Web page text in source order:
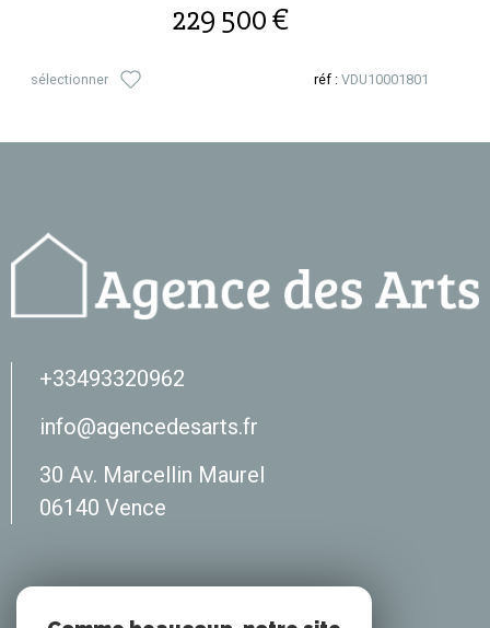
229 500 €
sélectionner réf : VDU10001801
+33493320962
info@agencedesarts.fr
30 Av. Marcellin Maurel
06140
vence
Adhérents